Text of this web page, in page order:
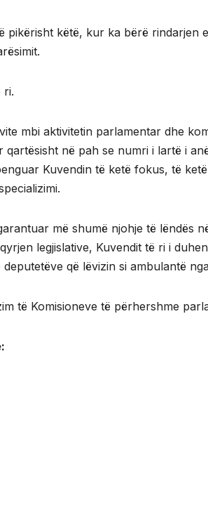
këtë, kur ka bërë rindarjen
ri.
mbi aktivitetin parlamentar dhe
në pah se numri i lartë i
Kuvendin të ketë fokus, të
më shumë njohje të lëndës
legjislative, Kuvendit të ri i
që lëvizin si ambulantë
të Komisioneve të përhershme